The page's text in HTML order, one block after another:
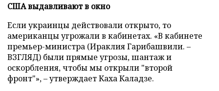
США выдавливают в окно
Если украинцы действовали открыто, то
американцы угрожали в кабинетах. «В кабинете
премьер-министра (Ираклия Гарибашвили. –
ВЗГЛЯД) были прямые угрозы, шантаж и
оскорбления, чтобы мы открыли "второй
фронт"», – утверждает Каха Каладзе.